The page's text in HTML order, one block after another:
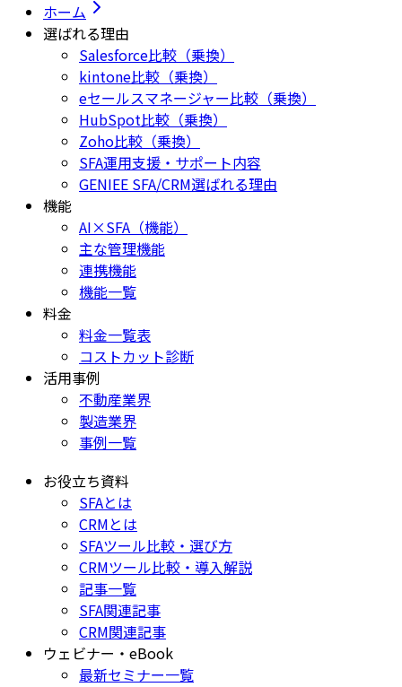
ホーム
選ばれる理由
Salesforce比較（乗換）
kintone比較（乗換）
eセールスマネージャー比較（乗換）
HubSpot比較（乗換）
Zoho比較（乗換）
SFA運用支援・サポート内容
GENIEE SFA/CRM選ばれる理由
機能
AI×SFA（機能）
主な管理機能
連携機能
機能一覧
料金
料金一覧表
コストカット診断
活用事例
不動産業界
製造業界
事例一覧
お役立ち資料
SFAとは
CRMとは
SFAツール比較・選び方
CRMツール比較・導入解説
記事一覧
SFA関連記事
CRM関連記事
ウェビナー・eBook
最新セミナー一覧